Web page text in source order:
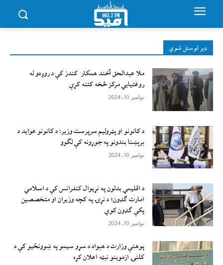
ډېر لوستل شوي
ملا عبدالحق آخند همکار کندز کې د روږدو له
روغتیایي مرکز څخه کتنه کړې
نوامبر 10, 2024
د کانونو او پټرولیم سرپرست وزیر: د کانونو عواید د
برېښنا بندونو په جوړونه کې لګوو
نوامبر 10, 2024
د اقليمي بدلون په نړيوال کنفرانس کې د اسلامي
امارت ګډون؛ د نړۍ په کچه وزيران او متخصصين
پکې ګډون کوي
نوامبر 10, 2024
پوهنې وزارت د هېواد د سړو سيمو په ښوونځيو کې د
کلنۍ ازموينو نېټه اعلان کړه